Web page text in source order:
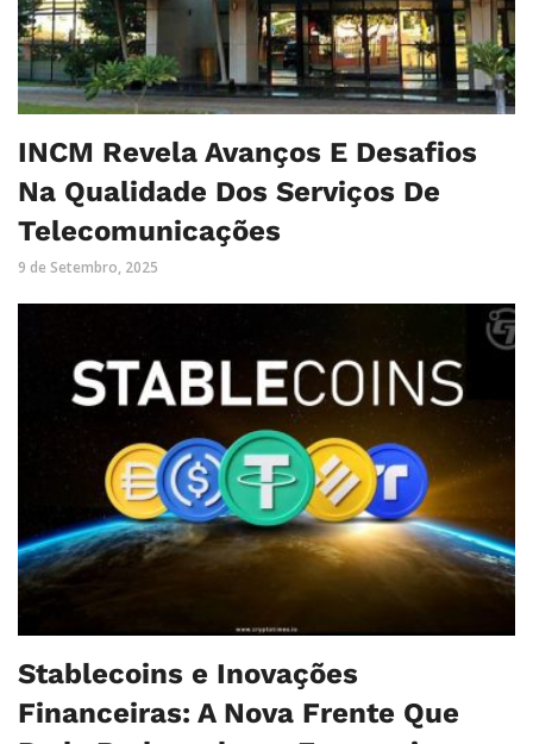
INCM Revela Avanços E Desafios
Na Qualidade Dos Serviços De
Telecomunicações
9 de Setembro, 2025
Stablecoins e Inovações
Financeiras: A Nova Frente Que